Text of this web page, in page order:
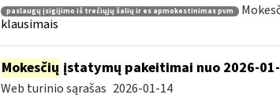
paslaugų įsigijimo iš trečiųjų šalių ir es apmokestinimas pvm
klausimais
Mokesčių įstatymų pakeitimai nuo 2026-
Web turinio sąrašas 2026-01-14